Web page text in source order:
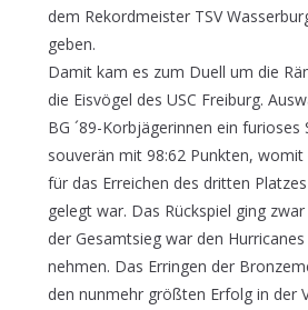
dem Rekordmeister TSV
geben.
Damit kam es zum Duell um die
die Eisvögel des USC Freiburg.
BG ´89-Korbjägerinnen ein furioses
souverän mit 98:62 Punkten, womit
für das Erreichen des dritten
gelegt war. Das Rückspiel ging
der Gesamtsieg war den
nehmen. Das Erringen der
den nunmehr größten Erfolg in der